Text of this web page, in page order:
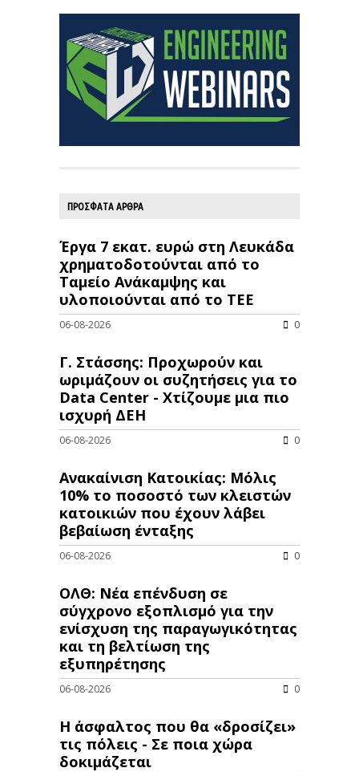
ΠΡΟΣΦΑΤΑ ΑΡΘΡΑ
Έργα 7 εκατ. ευρώ στη Λευκάδα
χρηματοδοτούνται από το
Ταμείο Ανάκαμψης και
υλοποιούνται από το ΤΕΕ
06-08-2026 0
Γ. Στάσσης: Προχωρούν και
ωριμάζουν οι συζητήσεις για το
Data Center - Χτίζουμε μια πιο
ισχυρή ΔΕΗ
06-08-2026 0
Ανακαίνιση Κατοικίας: Μόλις
10% το ποσοστό των κλειστών
κατοικιών που έχουν λάβει
βεβαίωση ένταξης
06-08-2026 0
ΟΛΘ: Νέα επένδυση σε
σύγχρονο εξοπλισμό για την
ενίσχυση της παραγωγικότητας
και τη βελτίωση της
εξυπηρέτησης
06-08-2026 0
Η άσφαλτος που θα «δροσίζει»
τις πόλεις - Σε ποια χώρα
δοκιμάζεται